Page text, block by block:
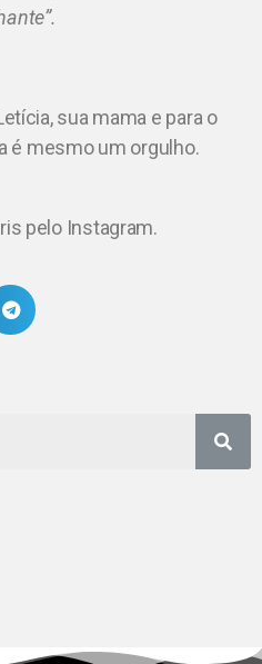
sua mama e para o
é mesmo um orgulho.
pelo Instagram.